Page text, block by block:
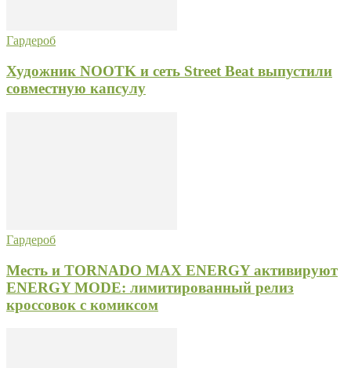
Гардероб
Художник NOOTK и сеть Street Beat выпустили
совместную капсулу
Гардероб
Месть и TORNADO MAX ENERGY активируют
ENERGY MODE: лимитированный релиз
кроссовок с комиксом